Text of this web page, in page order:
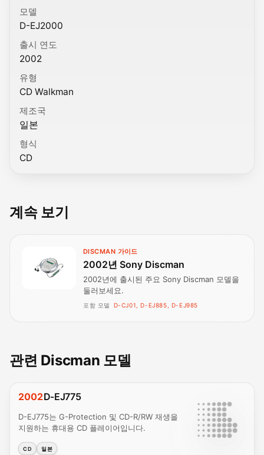
모델
D-EJ2000
출시 연도
2002
유형
CD Walkman
제조국
일본
형식
CD
계속 보기
DISCMAN 가이드
2002년 Sony Discman
2002년에 출시된 주요 Sony Discman 모델을
둘러보세요.
포함 모델 D-CJ01, D-EJ885, D-EJ985
관련 Discman 모델
2002D-EJ775
D-EJ775는 G-Protection 및 CD-R/RW 재생을
지원하는 휴대용 CD 플레이어입니다.
CD 일본